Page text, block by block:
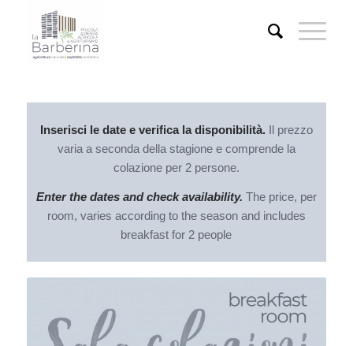
Inserisci le date e verifica la disponibilità.Il prezzo
varia a seconda della stagione e comprende la
colazione per 2 persone.
Enter the dates and check availability. The price, per
room, varies according to the season and includes
breakfast for 2 people